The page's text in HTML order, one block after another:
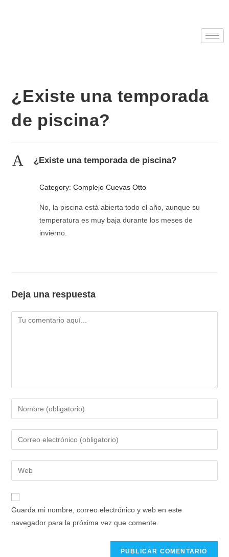
¿Existe una temporada
de piscina?
A ¿Existe una temporada de piscina?
Category: Complejo Cuevas Otto
No, la piscina está abierta todo el año, aunque su
temperatura es muy baja durante los meses de
invierno.
Deja una respuesta
Guarda mi nombre, correo electrónico y web en este
navegador para la próxima vez que comente.